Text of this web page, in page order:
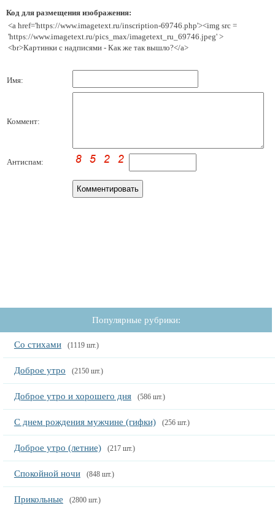
Код для размещения изображения:
<a href='https://www.imagetext.ru/inscription-69746.php'><img src =
'https://www.imagetext.ru/pics_max/imagetext_ru_69746.jpeg' >
<br>Картинки с надписями - Как же так вышло?</a>
Имя:
Коммент:
Антиспам:
Популярные рубрики:
Со стихами (1119 шт.)
Доброе утро (2150 шт.)
Доброе утро и хорошего дня (586 шт.)
С днем рождения мужчине (гифки) (256 шт.)
Доброе утро (летние) (217 шт.)
Спокойной ночи (848 шт.)
Прикольные (2800 шт.)